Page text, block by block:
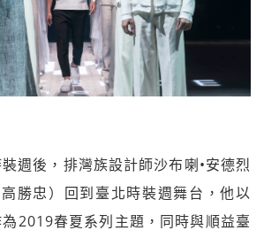
週後，排灣族設計師沙布喇•安德烈
高勝忠）回到臺北時裝週舞台，他以
為2019春夏系列主題，同時與順益臺